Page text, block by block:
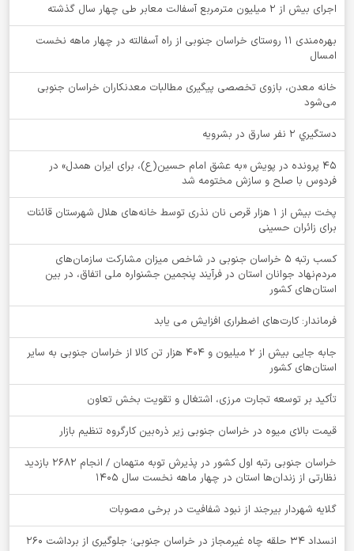
اجرای بیش از ۲ میلیون مترمربع آسفالت معابر طی چهار سال گذشته
بهره‌مندی ۱۱ روستای خراسان جنوبی از راه آسفالته در چهار ماهه نخست
امسال
خانه معدن، بازوی تخصصی پیگیری مطالبات معدنکاران خراسان جنوبی
می‌شود
دستگيري 2 نفر سارق در بشرويه
۴۵ پرونده در پویش «به عشق امام حسین(ع)، برای ایران همدل» در
فردوس با صلح و سازش مختومه شد
پخت بیش از 1 هزار قرص نان نذری توسط خانه‌های هلال شهرستان قائنات
برای زائران حسینی
کسب رتبه ۵ خراسان جنوبی در شاخص میزان مشارکت سازمان‌های
مردم‌نهاد جوانان استان در فرآیند پنجمین جشنواره ملی اتفاق، در بین
استان‌های کشور
فرماندار: کارت‌های اضطراری افزایش می یابد
جابه جایی بیش از 2 میلیون و 404 هزار تن کالا از خراسان جنوبی به سایر
استان‌های کشور
تأکید بر توسعه تجارت مرزی، اشتغال و تقویت بخش تعاون
قیمت بالای میوه در خراسان جنوبی زیر ذره‌بین کارگروه تنظیم بازار
خراسان جنوبی رتبه اول کشور در پذیرش توبه متهمان / انجام ۲۶۸۲ بازدید
نظارتی از زندان‌ها استان در چهار ماهه نخست سال 1405
گلایه شهردار بیرجند از نبود شفافیت در برخی مصوبات
انسداد ۳۴ حلقه چاه غیرمجاز در خراسان جنوبی؛ جلوگیری از برداشت ۲۶۰